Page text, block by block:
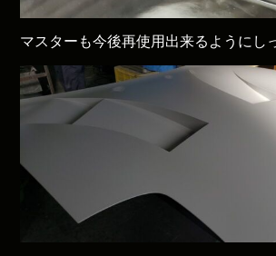
マスターも今後再使用出来るようにし